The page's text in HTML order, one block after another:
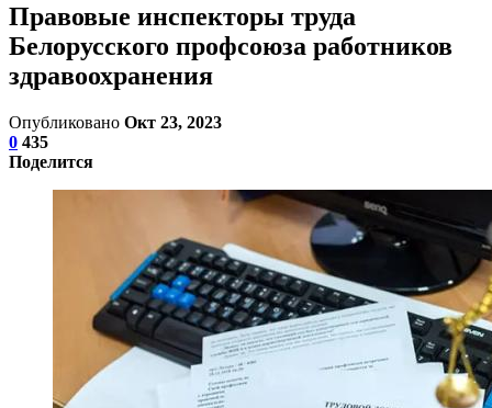
Правовые инспекторы труда
Белорусского профсоюза работников
здравоохранения
Опубликовано Окт 23, 2023
0 435
Поделится